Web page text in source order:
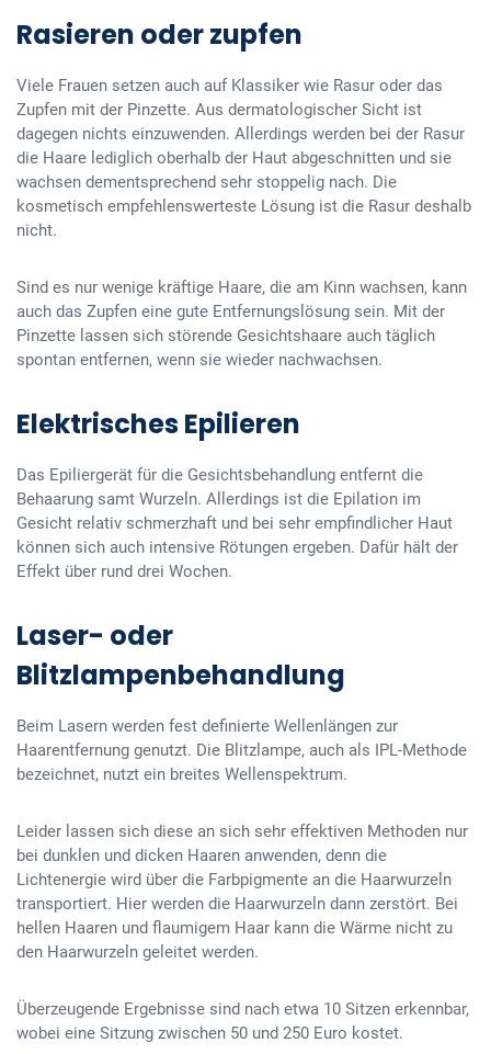
Rasieren oder zupfen
Viele Frauen setzen auch auf Klassiker wie Rasur oder das
Zupfen mit der Pinzette. Aus dermatologischer Sicht ist
dagegen nichts einzuwenden. Allerdings werden bei der Rasur
die Haare lediglich oberhalb der Haut abgeschnitten und sie
wachsen dementsprechend sehr stoppelig nach. Die
kosmetisch empfehlenswerteste Lösung ist die Rasur deshalb
nicht.
Sind es nur wenige kräftige Haare, die am Kinn wachsen, kann
auch das Zupfen eine gute Entfernungslösung sein. Mit der
Pinzette lassen sich störende Gesichtshaare auch täglich
spontan entfernen, wenn sie wieder nachwachsen.
Elektrisches Epilieren
Das Epiliergerät für die Gesichtsbehandlung entfernt die
Behaarung samt Wurzeln. Allerdings ist die Epilation im
Gesicht relativ schmerzhaft und bei sehr empfindlicher Haut
können sich auch intensive Rötungen ergeben. Dafür hält der
Effekt über rund drei Wochen.
Laser- oder
Blitzlampenbehandlung
Beim Lasern werden fest definierte Wellenlängen zur
Haarentfernung genutzt. Die Blitzlampe, auch als IPL-Methode
bezeichnet, nutzt ein breites Wellenspektrum.
Leider lassen sich diese an sich sehr effektiven Methoden nur
bei dunklen und dicken Haaren anwenden, denn die
Lichtenergie wird über die Farbpigmente an die Haarwurzeln
transportiert. Hier werden die Haarwurzeln dann zerstört. Bei
hellen Haaren und flaumigem Haar kann die Wärme nicht zu
den Haarwurzeln geleitet werden.
Überzeugende Ergebnisse sind nach etwa 10 Sitzen erkennbar,
wobei eine Sitzung zwischen 50 und 250 Euro kostet.